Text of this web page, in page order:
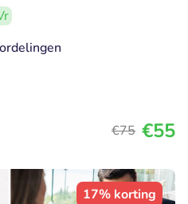
€75 €55
17% korting